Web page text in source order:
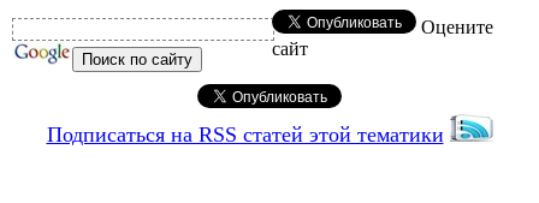
Оцените
сайт
Подписаться на RSS статей этой тематики